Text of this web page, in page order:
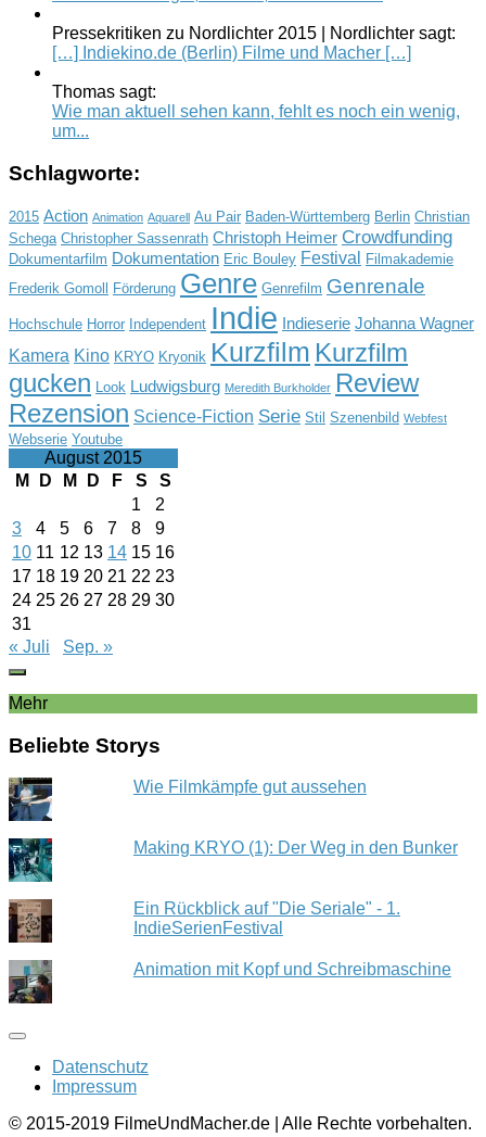
Pressekritiken zu Nordlichter 2015 | Nordlichter sagt:
[…] Indiekino.de (Berlin) Filme und Macher […]
Thomas sagt:
Wie man aktuell sehen kann, fehlt es noch ein wenig,
um...
Schlagworte:
2015 Action Animation Aquarell Au Pair Baden-Württemberg Berlin Christian
Schega Christopher Sassenrath Christoph Heimer Crowdfunding
Dokumentarfilm Dokumentation Eric Bouley Festival
Filmakademie
Frederik Gomoll
Förderung Genre Genrefilm Genrenale
Hochschule Horror Independent Indie Indieserie Johanna Wagner
Kamera Kino KRYO Kryonik Kurzfilm Kurzfilm
gucken
Look Ludwigsburg Meredith Burkholder Review
Rezension Science-Fiction Serie Stil Szenenbild Webfest
Webserie Youtube
August 2015
M
D M D F S
S
1
2
3
4 5 6 7 8
9
10 11 12 13 14 15 16
17 18 19 20 21 22 23
24 25 26 27 28 29 30
31
« Juli
Sep. »
Mehr
Beliebte Storys
Wie Filmkämpfe gut aussehen
Making KRYO (1): Der Weg in den Bunker
Ein Rückblick auf "Die Seriale" - 1.
IndieSerienFestival
Animation mit Kopf und Schreibmaschine
Datenschutz
Impressum
© 2015-2019 FilmeUndMacher.de | Alle Rechte vorbehalten.